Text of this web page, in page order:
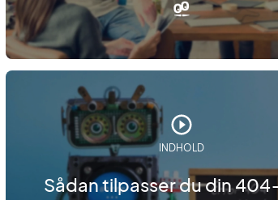
INDHOLD
Sådan tilpasser du din